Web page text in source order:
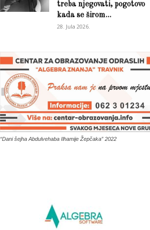
treba njegovati, pogotovo
kada se širom...
28. Jula 2026.
“Dani šejha Abdulvehaba Ilhamije Žepčaka” 2022